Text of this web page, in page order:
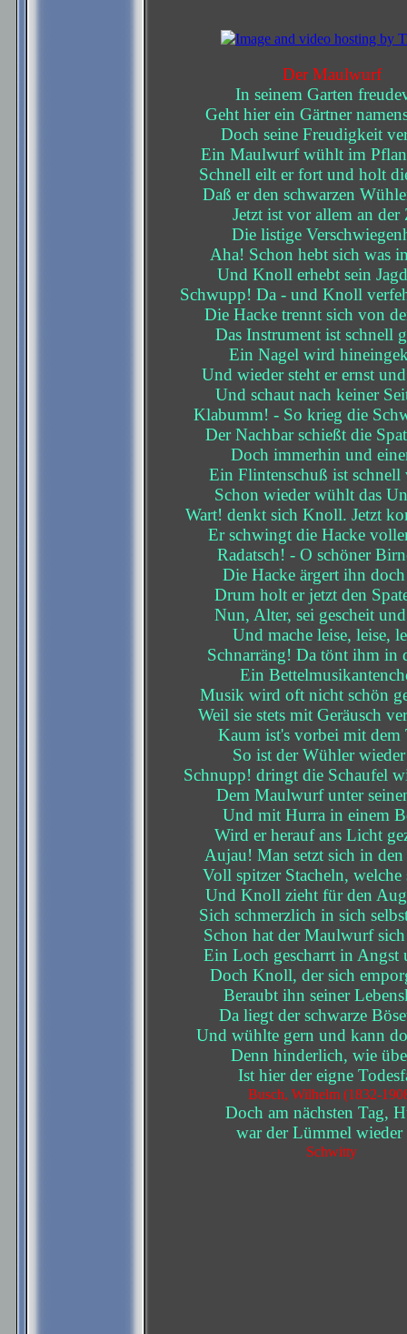
Der Maulwurf
In seinem Garten
Geht hier ein Gärtner
Doch seine Freudigkeit
Ein Maulwurf wühlt im
Schnell eilt er fort und holt
Daß er den schwarzen
Jetzt ist vor allem an der
Die listige
Aha! Schon hebt sich was
Und Knoll erhebt sein
Schwupp! Da - und Knoll
Die Hacke trennt sich von
Das Instrument ist schnell
Ein Nagel wird
Und wieder steht er ernst
Und schaut nach keiner
Klabumm! - So krieg die
Der Nachbar schießt die
Doch immerhin und
Ein Flintenschuß ist schnell
Schon wieder wühlt das
Wart! denkt sich Knoll. Jetzt
Er schwingt die Hacke
Radatsch! - O schöner
Die Hacke ärgert ihn doch
Drum holt er jetzt den
Nun, Alter, sei gescheit
Und mache leise, leise,
Schnarräng! Da tönt ihm in
Ein
Musik wird oft nicht schön
Weil sie stets mit Geräusch
Kaum ist's vorbei mit dem
So ist der Wühler
Schnupp! dringt die Schaufel
Dem Maulwurf unter
Und mit Hurra in einem
Wird er herauf ans Licht
Aujau! Man setzt sich in den
Voll spitzer Stacheln, welche
Und Knoll zieht für den
Sich schmerzlich in sich
Schon hat der Maulwurf
Ein Loch gescharrt in Angst
Doch Knoll, der sich
Beraubt ihn seiner
Da liegt der schwarze
Und wühlte gern und kann
Denn hinderlich, wie
Ist hier der eigne
Busch, Wilhelm (1832-
Doch am nächsten Tag,
war der Lümmel wieder
Schwitty